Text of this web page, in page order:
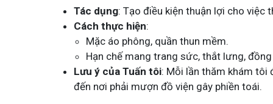
Tác dụng: Tạo điều kiện thuận lợi cho việc
Cách thực hiện:
Mặc áo phông, quần thun mềm.
Hạn chế mang trang sức, thắt lưng,
Lưu ý của Tuấn tôi: Mỗi lần thăm khám tôi
đến nơi phải mượn đồ viện gây phiền toái.